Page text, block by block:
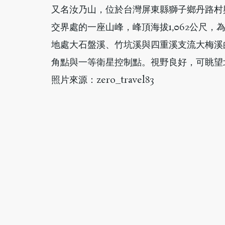
又名汝乃山，位於台灣屏東縣獅子鄉丹路
交界處的一座山峰，峰頂海拔1,062公尺，
地處大石盤溪、竹坑溪與四重溪支流大梅
角點與一等衛星控制點。視野良好，可眺
照片來源：zero_travel83